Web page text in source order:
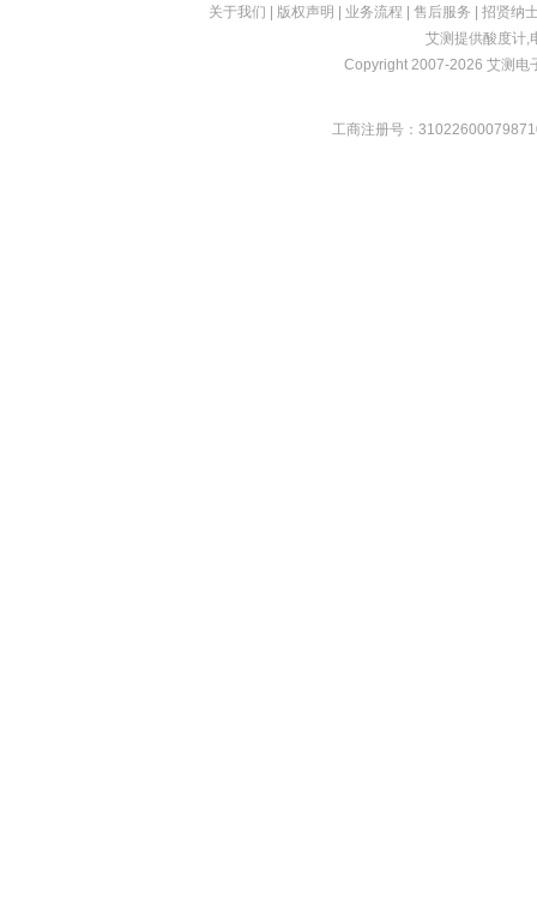
关于我们 版权声明 业务流程 售后服务
招贤纳
艾测提供酸度计,
Copyright 2007-2026 艾测电
工商注册号：